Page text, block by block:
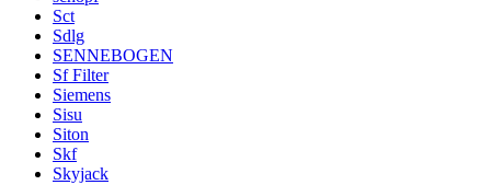
Sct
Sdlg
SENNEBOGEN
Sf Filter
Siemens
Sisu
Siton
Skf
Skyjack